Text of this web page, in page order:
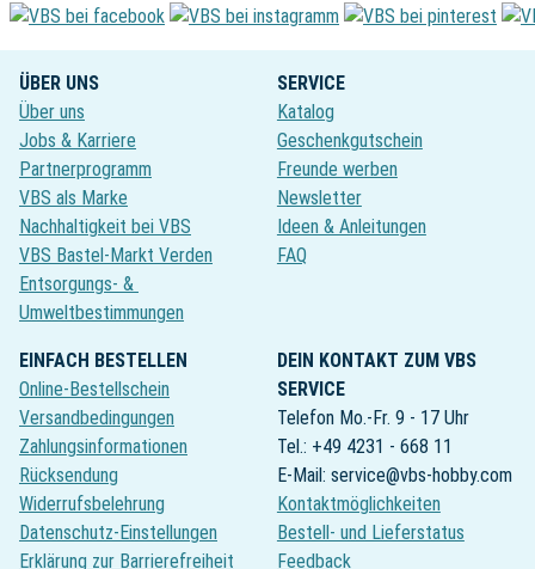
ÜBER UNS
Über uns
Jobs & Karriere
Partnerprogramm
VBS als Marke
Nachhaltigkeit bei VBS
VBS Bastel-Markt Verden
Entsorgungs- &
Umweltbestimmungen
SERVICE
Katalog
Geschenkgutschein
Freunde werben
Newsletter
Ideen & Anleitungen
FAQ
EINFACH BESTELLEN
Online-Bestellschein
Versandbedingungen
Zahlungsinformationen
Rücksendung
Widerrufsbelehrung
Datenschutz-Einstellungen
Erklärung zur Barrierefreiheit
DEIN KONTAKT ZUM VBS
SERVICE
Telefon Mo.-Fr. 9 - 17 Uhr
Tel.: +49 4231 - 668 11
E-Mail: service@vbs-hobby.com
Kontaktmöglichkeiten
Bestell- und Lieferstatus
Feedback